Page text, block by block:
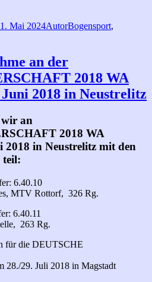
Mai 2024Autor
AutorKategorien
Bogensport,
an der
2018 WA
2018 in Neustrelitz
wir an
2018 WA
2018 in Neustrelitz mit den
teil:
6.40.10
MTV Rottorf, 326 Rg.
6.40.11
263 Rg.
für die DEUTSCHE
28./29. Juli 2018 in Magstadt